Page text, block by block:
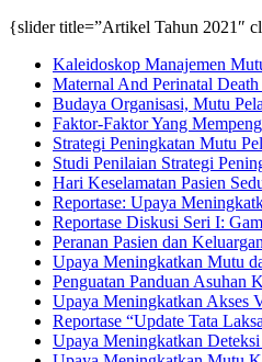
{slider title=”Artikel Tahun 2021″
Kaleidoskop Manajemen
Maternal And Perinatal
Budaya Organisasi, Mutu
Faktor-Faktor Yang
Strategi Peningkatan Mutu
Studi Penilaian Strategi
Hari Keselamatan Pasien
Reportase: Upaya
Reportase Diskusi Seri I:
Peranan Pasien dan
Upaya Meningkatkan Mutu
Penguatan Panduan Asuhan
Upaya Meningkatkan Akses
Reportase “Update Tata
Upaya Meningkatkan